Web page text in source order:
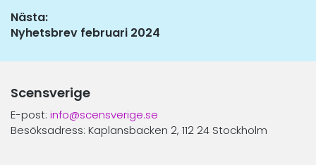
Nästa:
Nästa
Nyhetsbrev februari 2024
Scensverige
E-post: info@scensverige.se
Besöksadress: Kaplansbacken 2, 112 24 Stockholm